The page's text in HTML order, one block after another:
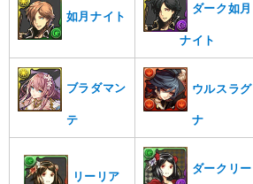
如月ナイト
ダーク如月
ナイト
ブラダマン
テ
ウルスラグ
ナ
リーリア
ダークリー